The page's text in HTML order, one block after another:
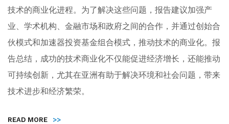
技术的商业化进程。为了解决这些问题，报告建议加强产
业、学术机构、金融市场和政府之间的合作，并通过创始合
伙模式和加速器投资基金组合模式，推动技术的商业化。报
告总结，成功的技术商业化不仅能促进经济增长，还能推动
可持续创新，尤其在亚洲有助于解决环境和社会问题，带来
技术进步和经济繁荣。
READ MORE >>